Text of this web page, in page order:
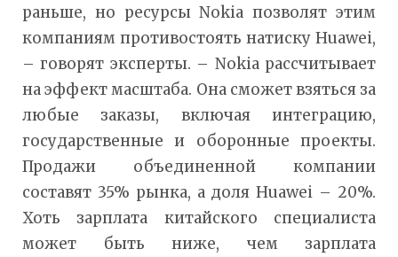
раньше, но ресурсы Nokia позволят этим
компаниям противостоять натиску Huawei,
– говорят эксперты. – Nokia рассчитывает
на эффект масштаба. Она сможет взяться за
любые заказы, включая интеграцию,
государственные и оборонные проекты.
Продажи объединенной компании
составят 35% рынка, а доля Huawei – 20%.
Хоть зарплата китайского специалиста
может быть ниже, чем зарплата